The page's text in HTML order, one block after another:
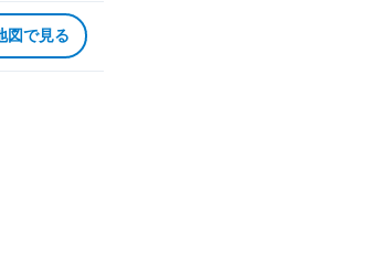
図で見る